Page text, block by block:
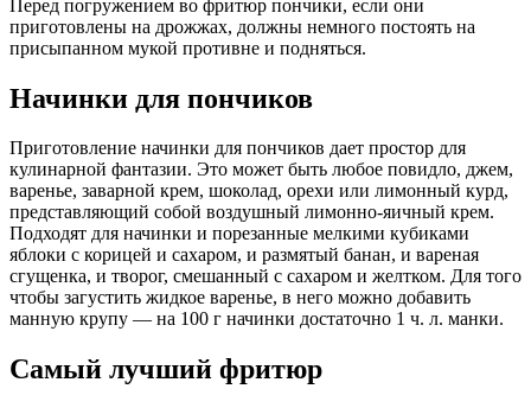
Перед погружением во фритюр пончики, если они
приготовлены на дрожжах, должны немного постоять на
присыпанном мукой противне и подняться.
Начинки для пончиков
Приготовление начинки для пончиков дает простор для
кулинарной фантазии. Это может быть любое повидло, джем,
варенье, заварной крем, шоколад, орехи или лимонный курд,
представляющий собой воздушный лимонно-яичный крем.
Подходят для начинки и порезанные мелкими кубиками
яблоки с корицей и сахаром, и размятый банан, и вареная
сгущенка, и творог, смешанный с сахаром и желтком. Для того
чтобы загустить жидкое варенье, в него можно добавить
манную крупу — на 100 г начинки достаточно 1 ч. л. манки.
Самый лучший фритюр